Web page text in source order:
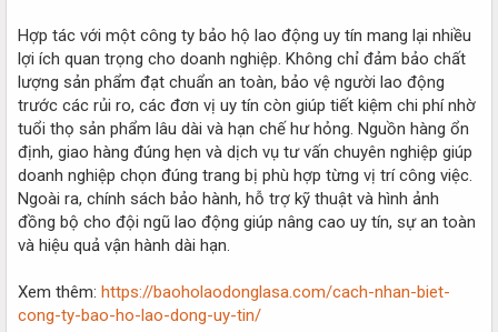
Hợp tác với một công ty bảo hộ lao động uy tín mang lại nhiều
lợi ích quan trọng cho doanh nghiệp. Không chỉ đảm bảo chất
lượng sản phẩm đạt chuẩn an toàn, bảo vệ người lao động
trước các rủi ro, các đơn vị uy tín còn giúp tiết kiệm chi phí nhờ
tuổi thọ sản phẩm lâu dài và hạn chế hư hỏng. Nguồn hàng ổn
định, giao hàng đúng hẹn và dịch vụ tư vấn chuyên nghiệp giúp
doanh nghiệp chọn đúng trang bị phù hợp từng vị trí công việc.
Ngoài ra, chính sách bảo hành, hỗ trợ kỹ thuật và hình ảnh
đồng bộ cho đội ngũ lao động giúp nâng cao uy tín, sự an toàn
và hiệu quả vận hành dài hạn.
Xem thêm: https://baoholaodonglasa.com/cach-nhan-biet-
cong-ty-bao-ho-lao-dong-uy-tin/